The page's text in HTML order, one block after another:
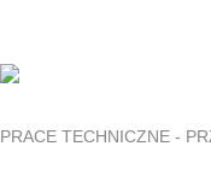
PRACE TECHNICZNE -